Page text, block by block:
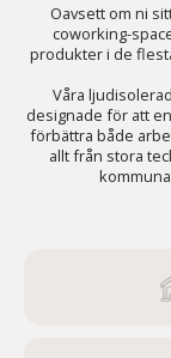
Oavsett om ni
coworking-
produkter i de
Våra
designade för att
förbättra både
allt från stora